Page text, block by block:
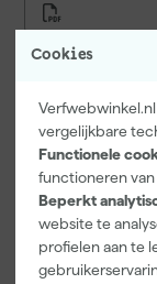
Cookies
vergelijkbare
Functionele
functioneren
Beperkt
website te
profielen aan te
Vaak